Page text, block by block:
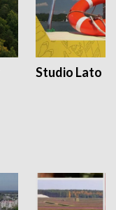
Studio Lato